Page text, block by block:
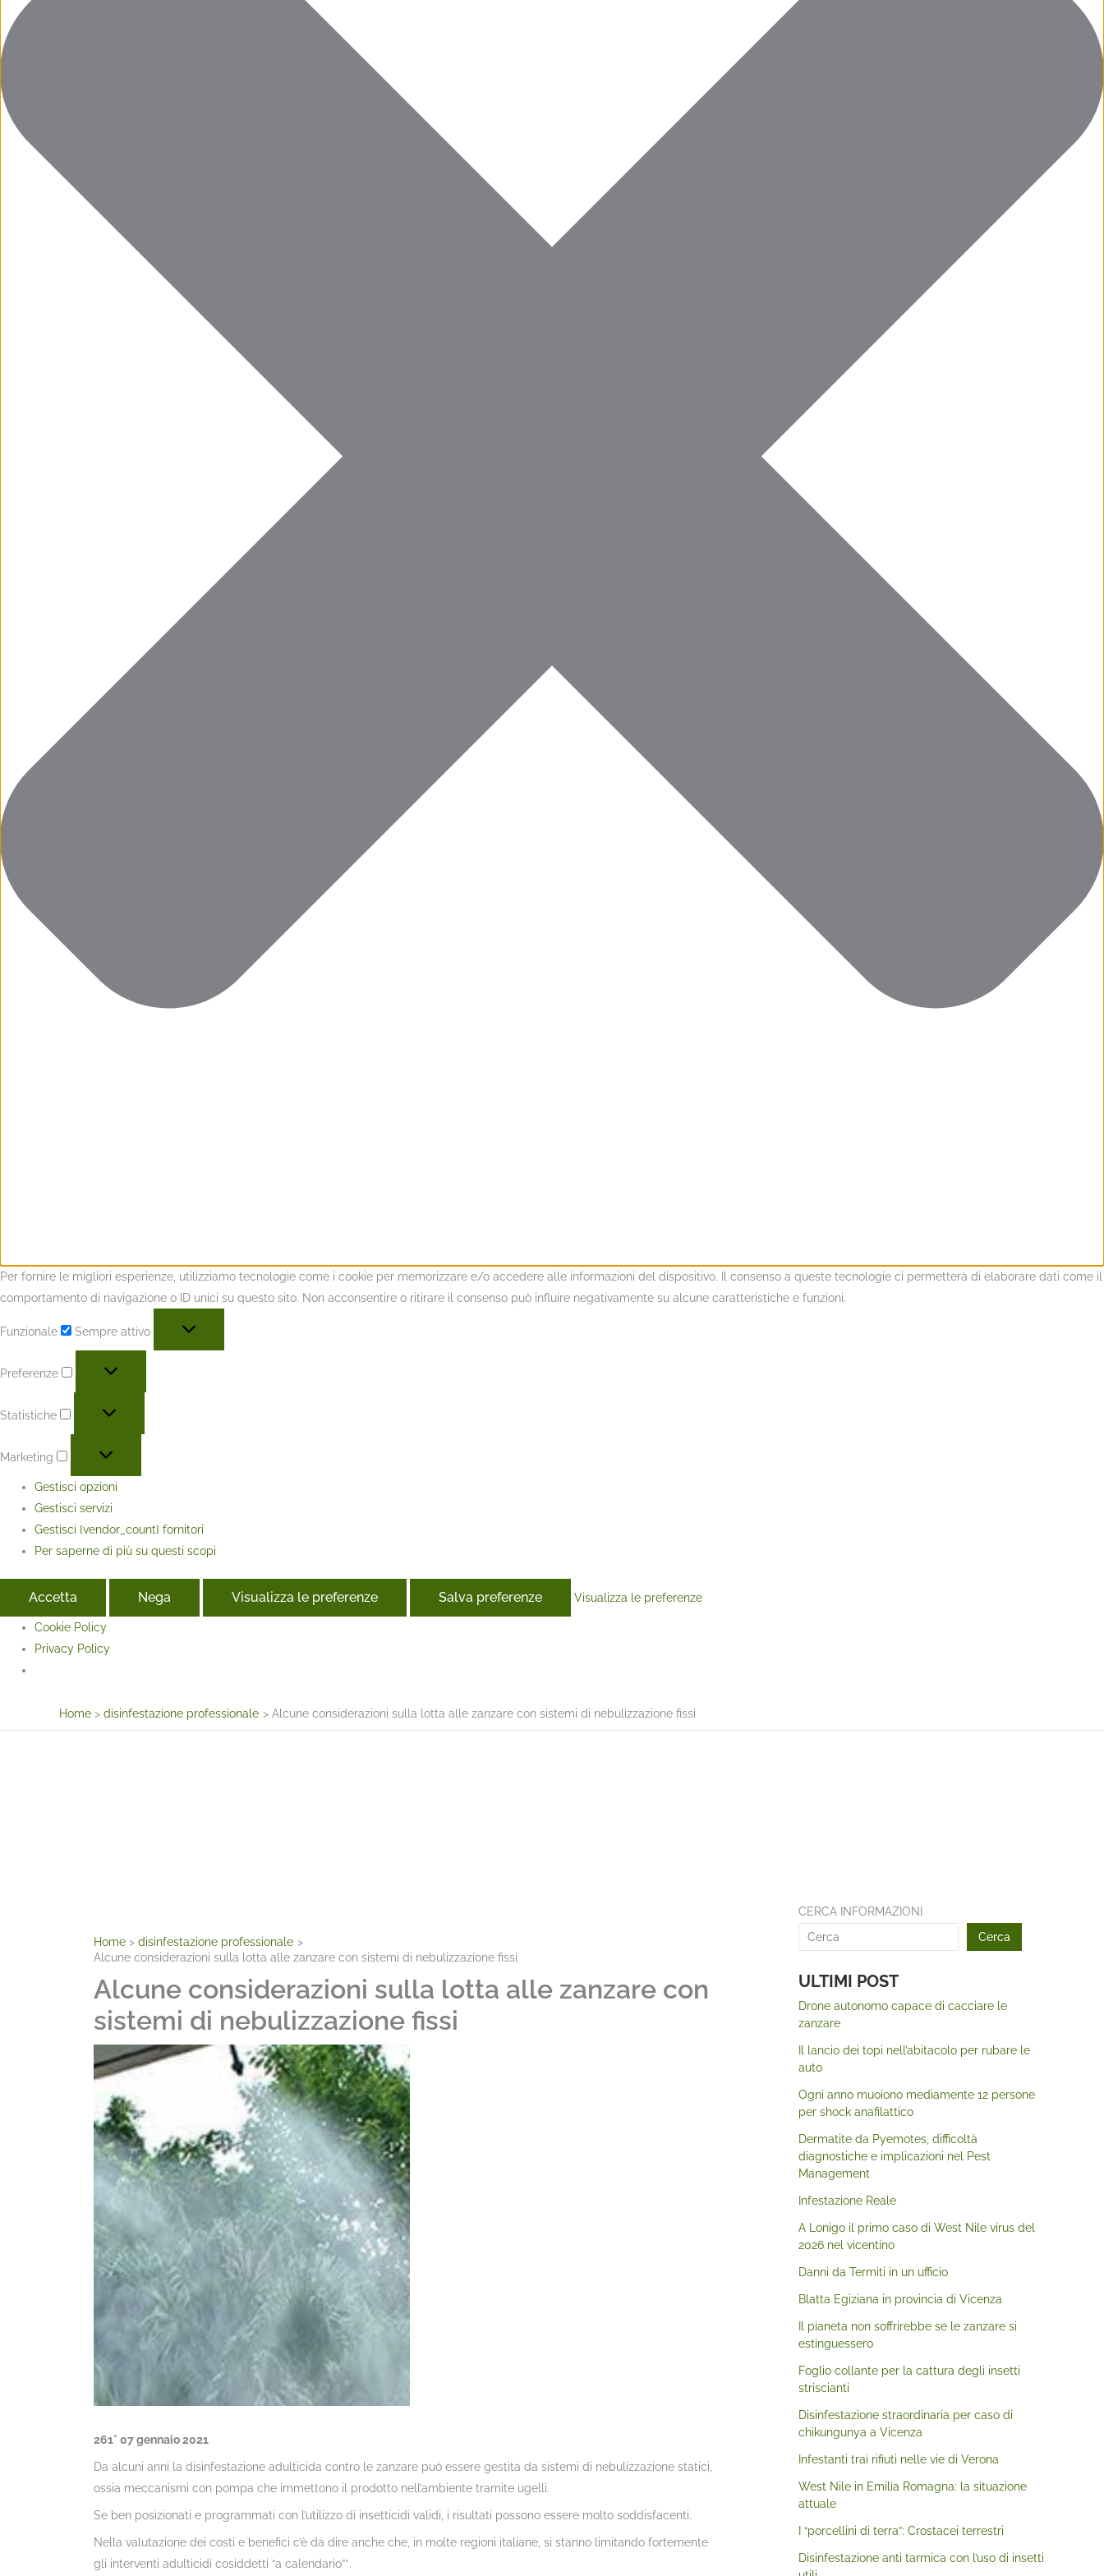
Per fornire le migliori esperienze, utilizziamo tecnologie come i cookie per memorizzare e/o accedere alle informazioni del dispositivo. Il consenso a queste tecnologie ci permetterà di elaborare dati come il
comportamento di navigazione o ID unici su questo sito. Non acconsentire o ritirare il consenso può influire negativamente su alcune caratteristiche e funzioni.
Funzionale Sempre attivo
Preferenze
Statistiche
Marketing
Gestisci opzioni
Gestisci servizi
Gestisci {vendor_count} fornitori
Per saperne di più su questi scopi
Accetta Nega Visualizza le preferenze Salva preferenze Visualizza le preferenze
Cookie Policy
Privacy Policy
Home disinfestazione professionale Alcune considerazioni sulla lotta alle zanzare con sistemi di nebulizzazione fissi
Home
disinfestazione professionale
Alcune considerazioni sulla lotta alle zanzare con sistemi di nebulizzazione fissi
Alcune considerazioni sulla lotta alle zanzare con
sistemi di nebulizzazione fissi
261* 07 gennaio 2021
Da alcuni anni la disinfestazione adulticida contro le zanzare può essere gestita da sistemi di nebulizzazione statici,
ossia meccanismi con pompa che immettono il prodotto nell’ambiente tramite ugelli.
Se ben posizionati e programmati con l’utilizzo di insetticidi validi, i risultati possono essere molto soddisfacenti.
Nella valutazione dei costi e benefici c’è da dire anche che, in molte regioni italiane, si stanno limitando fortemente
gli interventi adulticidi cosiddetti “a calendario”*.
CERCA INFORMAZIONI
Cerca
ULTIMI POST
Drone autonomo capace di cacciare le
zanzare
Il lancio dei topi nell’abitacolo per rubare le
auto
Ogni anno muoiono mediamente 12 persone
per shock anafilattico
Dermatite da Pyemotes, difficoltà
diagnostiche e implicazioni nel Pest
Management
Infestazione Reale
A Lonigo il primo caso di West Nile virus del
2026 nel vicentino
Danni da Termiti in un ufficio
Blatta Egiziana in provincia di Vicenza
Il pianeta non soffrirebbe se le zanzare si
estinguessero
Foglio collante per la cattura degli insetti
striscianti
Disinfestazione straordinaria per caso di
chikungunya a Vicenza
Infestanti trai rifiuti nelle vie di Verona
West Nile in Emilia Romagna: la situazione
attuale
I “porcellini di terra”: Crostacei terrestri
Disinfestazione anti tarmica con l’uso di insetti